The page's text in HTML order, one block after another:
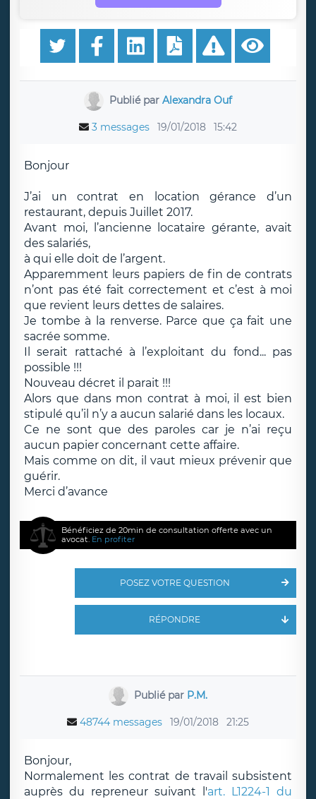
Publié par Alexandra Ouf
3 messages 19/01/2018 15:42
Bonjour
J’ai un contrat en location gérance d’un
restaurant, depuis Juillet 2017.
Avant moi, l’ancienne locataire gérante, avait
des salariés,
à qui elle doit de l’argent.
Apparemment leurs papiers de fin de contrats
n’ont pas été fait correctement et c’est à moi
que revient leurs dettes de salaires.
Je tombe à la renverse. Parce que ça fait une
sacrée somme.
Il serait rattaché à l’exploitant du fond... pas
possible !!!
Nouveau décret il parait !!!
Alors que dans mon contrat à moi, il est bien
stipulé qu’il n’y a aucun salarié dans les locaux.
Ce ne sont que des paroles car je n’ai reçu
aucun papier concernant cette affaire.
Mais comme on dit, il vaut mieux prévenir que
guérir.
Merci d’avance
Bénéficiez de 20min de consultation offerte avec un
avocat. En profiter
POSEZ VOTRE QUESTION
RÉPONDRE
Publié par P.M.
48744 messages 19/01/2018 21:25
Bonjour,
Normalement les contrat de travail subsistent
auprès du repreneur suivant l'art. L1224-1 du